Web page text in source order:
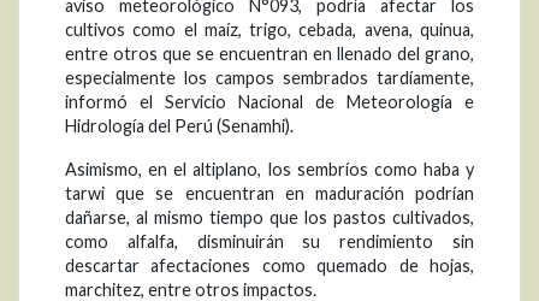
aviso meteorológico N°093, podría afectar los
cultivos como el maíz, trigo, cebada, avena, quinua,
entre otros que se encuentran en llenado del grano,
especialmente los campos sembrados tardíamente,
informó el Servicio Nacional de Meteorología e
Hidrología del Perú (Senamhi).
Asimismo, en el altiplano, los sembríos como haba y
tarwi que se encuentran en maduración podrían
dañarse, al mismo tiempo que los pastos cultivados,
como alfalfa, disminuirán su rendimiento sin
descartar afectaciones como quemado de hojas,
marchitez, entre otros impactos.